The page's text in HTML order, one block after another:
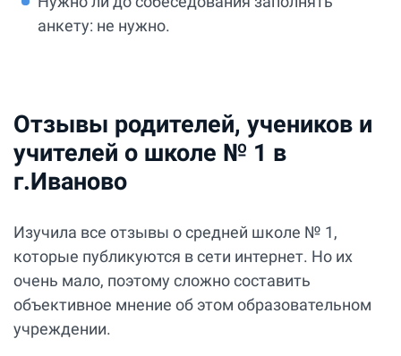
анкету: не нужно.
Отзывы родителей, учеников и
учителей о школе № 1 в
г.Иваново
Изучила все отзывы о средней школе № 1,
которые публикуются в сети интернет. Но их
очень мало, поэтому сложно составить
объективное мнение об этом образовательном
учреждении.